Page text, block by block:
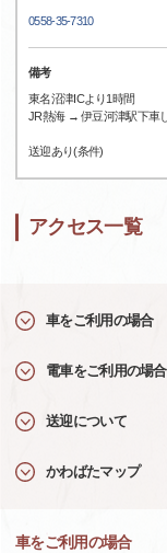
0558-35-7310
備考
東名沼津ICより1時間
JR熱海 → 伊豆河津駅下車
送迎あり(条件)
アクセス一覧
車をご利用の場合
電車をご利用の場合
送迎について
かわばたマップ
車をご利用の場合